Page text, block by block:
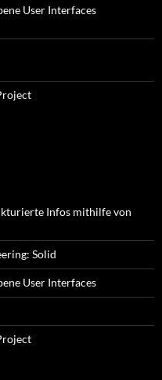
User Interfaces
Infos mithilfe von
Solid
User Interfaces